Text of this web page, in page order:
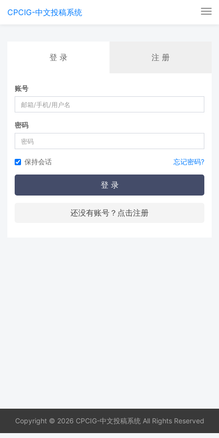
CPCIG-中文投稿系统
登 录 注 册
账号
密码
保持会话 忘记密码?
登 录
还没有账号？点击注册
Copyright © 2026 CPCIG-中文投稿系统 All Rights Reserved